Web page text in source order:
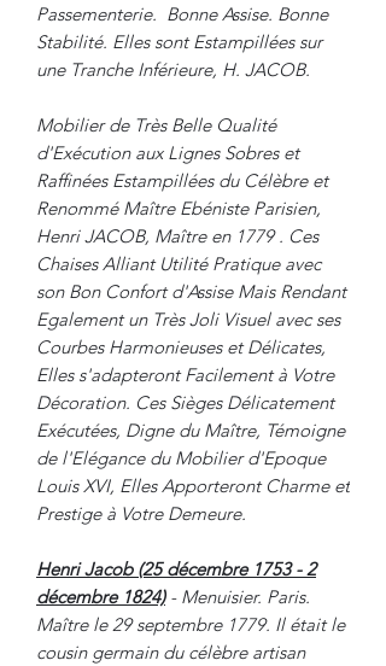
Passementerie. Bonne Assise. Bonne
Stabilité. Elles sont Estampillées sur
une Tranche Inférieure, H. JACOB.
Mobilier de Très Belle Qualité
d'Exécution aux Lignes Sobres et
Raffinées Estampillées du Célèbre et
Renommé Maître Ebéniste Parisien,
Henri JACOB, Maître en 1779 . Ces
Chaises Alliant Utilité Pratique avec
son Bon Confort d'Assise Mais Rendant
Egalement un Très Joli Visuel avec ses
Courbes Harmonieuses et Délicates,
Elles s'adapteront Facilement à Votre
Décoration. Ces Sièges Délicatement
Exécutées, Digne du Maître, Témoigne
de l'Elégance du Mobilier d'Epoque
Louis XVI, Elles Apporteront Charme et
Prestige à Votre Demeure.
Henri Jacob (25 décembre 1753 - 2
décembre 1824)- Menuisier. Paris.
Maître le 29 septembre 1779. Il était le
cousin germain du célèbre artisan